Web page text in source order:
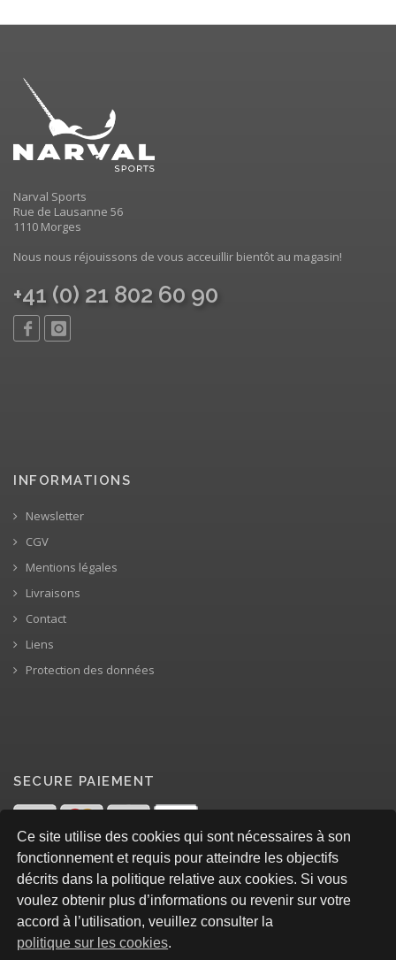
Ce site utilise des cookies qui sont nécessaires à son
fonctionnement et requis pour atteindre les objectifs
décrits dans la politique relative aux cookies. Si vous
voulez obtenir plus d’informations ou revenir sur votre
accord à l’utilisation, veuillez consulter la
politique sur les cookies.
Narval Sports
Rue de Lausanne 56
1110 Morges
Nous nous réjouissons de vous acceuillir bientôt au magasin!
+41 (0) 21 802 60 90
INFORMATIONS
Newsletter
CGV
Mentions légales
Livraisons
Contact
Liens
Protection des données
SECURE PAIEMENT